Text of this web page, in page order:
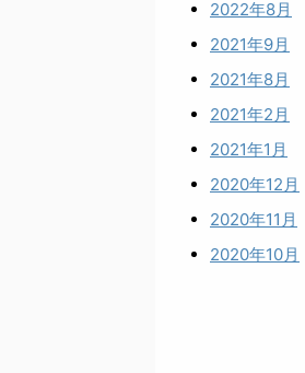
2022年8月
2021年9月
2021年8月
2021年2月
2021年1月
2020年12月
2020年11月
2020年10月